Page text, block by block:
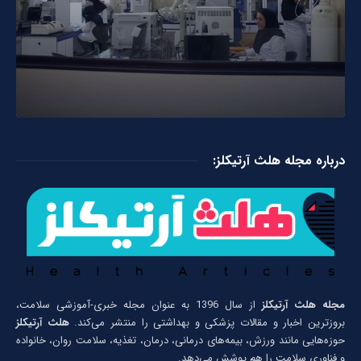
درباره مجله هلث آرتیکلز:
مجله هلث آرتیکلز
از سال 1396 به عنوان مجله خبری-آموزشی سلامت،
بروزترین اخبار و مقالات پزشکی و بهداشتی را منتشر می‌کند.هلث آرتیکلز
حوزه‌هایی مانند ورزش، بیمه‌های درمانی، درمان، تغذیه، سلامت روان، خانواده